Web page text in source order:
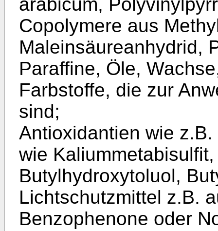
Copolymere aus
Maleinsäureanhydrid,
Paraffine, Öle,
Farbstoffe, die zur
sind;
Antioxidantien wie
wie
Butylhydroxytoluol,
Lichtschutzmittel z.B.
Benzophenone oder